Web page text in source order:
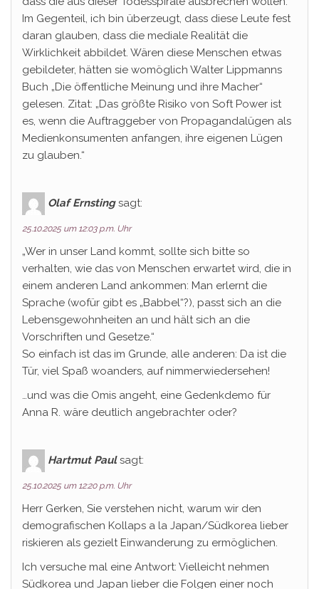
Im Gegenteil, ich bin überzeugt, dass diese Leute fest
daran glauben, dass die mediale Realität die
Wirklichkeit abbildet. Wären diese Menschen etwas
gebildeter, hätten sie womöglich Walter Lippmanns
Buch „Die öffentliche Meinung und ihre Macher“
gelesen. Zitat: „Das größte Risiko von Soft Power ist
es, wenn die Auftraggeber von Propagandalügen als
Medienkonsumenten anfangen, ihre eigenen Lügen
zu glauben.“
Olaf Ernsting sagt:
25.10.2025 um 12:03 p.m. Uhr
„Wer in unser Land kommt, sollte sich bitte so
verhalten, wie das von Menschen erwartet wird, die in
einem anderen Land ankommen: Man erlernt die
Sprache (wofür gibt es „Babbel“?), passt sich an die
Lebensgewohnheiten an und hält sich an die
Vorschriften und Gesetze.“
So einfach ist das im Grunde, alle anderen: Da ist die
Tür, viel Spaß woanders, auf nimmerwiedersehen!
…und was die Omis angeht, eine Gedenkdemo für
Anna R. wäre deutlich angebrachter oder?
Hartmut Paul sagt:
25.10.2025 um 12:20 p.m. Uhr
Herr Gerken, Sie verstehen nicht, warum wir den
demografischen Kollaps a la Japan/Südkorea lieber
riskieren als gezielt Einwanderung zu ermöglichen.
Ich versuche mal eine Antwort: Vielleicht nehmen
Südkorea und Japan lieber die Folgen einer noch